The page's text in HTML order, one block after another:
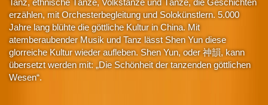
erzählen, mit Orchesterbegleitung und Solokünstlern. 5.000
Jahre lang blühte die göttliche Kultur in China. Mit
atemberaubender Musik und Tanz lässt Shen Yun diese
glorreiche Kultur wieder aufleben. Shen Yun, oder 神韻, kann
übersetzt werden mit: „Die Schönheit der tanzenden göttlichen
Wesen“.